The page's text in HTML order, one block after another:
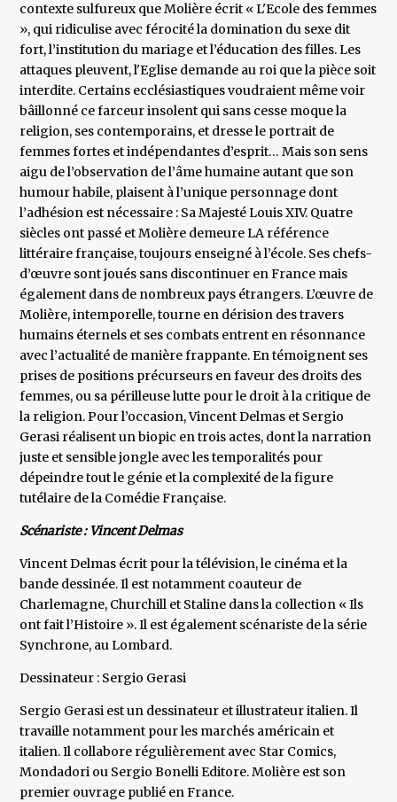
contexte sulfureux que Molière écrit « L'Ecole des femmes
», qui ridiculise avec férocité la domination du sexe dit
fort, l’institution du mariage et l’éducation des filles. Les
attaques pleuvent, l'Eglise demande au roi que la pièce soit
interdite. Certains ecclésiastiques voudraient même voir
bâillonné ce farceur insolent qui sans cesse moque la
religion, ses contemporains, et dresse le portrait de
femmes fortes et indépendantes d’esprit… Mais son sens
aigu de l’observation de l’âme humaine autant que son
humour habile, plaisent à l’unique personnage dont
l’adhésion est nécessaire : Sa Majesté Louis XIV. Quatre
siècles ont passé et Molière demeure LA référence
littéraire française, toujours enseigné à l’école. Ses chefs-
d’œuvre sont joués sans discontinuer en France mais
également dans de nombreux pays étrangers. L’œuvre de
Molière, intemporelle, tourne en dérision des travers
humains éternels et ses combats entrent en résonnance
avec l’actualité de manière frappante. En témoignent ses
prises de positions précurseurs en faveur des droits des
femmes, ou sa périlleuse lutte pour le droit à la critique de
la religion. Pour l’occasion, Vincent Delmas et Sergio
Gerasi réalisent un biopic en trois actes, dont la narration
juste et sensible jongle avec les temporalités pour
dépeindre tout le génie et la complexité de la figure
tutélaire de la Comédie Française.
Scénariste : Vincent Delmas
Vincent Delmas écrit pour la télévision, le cinéma et la
bande dessinée. Il est notamment coauteur de
Charlemagne, Churchill et Staline dans la collection « Ils
ont fait l’Histoire ». Il est également scénariste de la série
Synchrone, au Lombard.
Dessinateur : Sergio Gerasi
Sergio Gerasi est un dessinateur et illustrateur italien. Il
travaille notamment pour les marchés américain et
italien. Il collabore régulièrement avec Star Comics,
Mondadori ou Sergio Bonelli Editore. Molière est son
premier ouvrage publié en France.